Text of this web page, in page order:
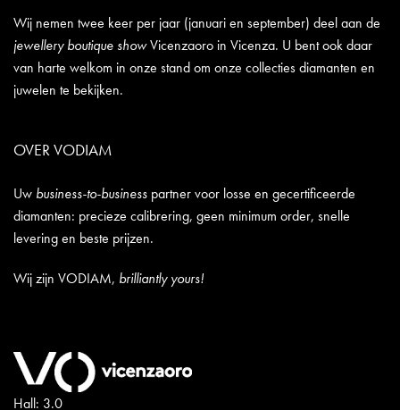
Wij nemen twee keer per jaar (januari en september) deel aan de
jewellery boutique showVicenzaoro in Vicenza. U bent ook daar
van harte welkom in onze stand om onze collecties diamanten en
juwelen te bekijken.
OVER VODIAM
Uw business-to-business partner voor losse en gecertificeerde
diamanten: precieze calibrering, geen minimum order, snelle
levering en beste prijzen.
Wij zijn VODIAM, brilliantly yours!
Hall: 3.0